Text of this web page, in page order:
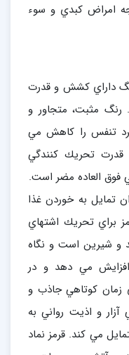
امراض كبدي و سوء
داراي كشش و قدرت
مثبت،‌ متجاور و
تنفس را كاهش مي
تحريك كنندگي
فوق العاده مضر است.
تمايل به خوردن غذا
براي تحريك اشتهاي
و شيرين است و نگاه
مي دهد و در
زمان كوتاهي جاذب و
و اذيت رواني به
مي كند. قرمز نماد